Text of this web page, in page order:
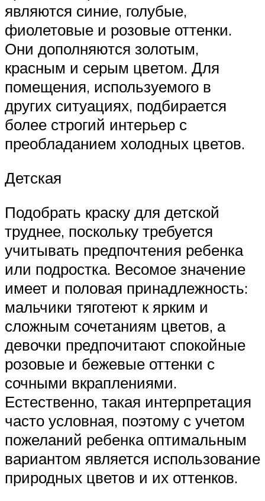
являются синие, голубые,
фиолетовые и розовые оттенки.
Они дополняются золотым,
красным и серым цветом. Для
помещения, используемого в
других ситуациях, подбирается
более строгий интерьер с
преобладанием холодных цветов.
Детская
Подобрать краску для детской
труднее, поскольку требуется
учитывать предпочтения ребенка
или подростка. Весомое значение
имеет и половая принадлежность:
мальчики тяготеют к ярким и
сложным сочетаниям цветов, а
девочки предпочитают спокойные
розовые и бежевые оттенки с
сочными вкраплениями.
Естественно, такая интерпретация
часто условная, поэтому с учетом
пожеланий ребенка оптимальным
вариантом является использование
природных цветов и их оттенков.